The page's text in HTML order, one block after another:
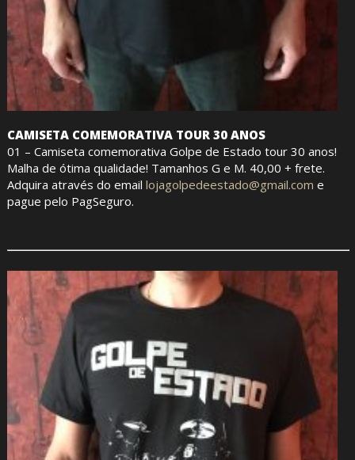
CAMISETA COMEMORATIVA TOUR 30 ANOS
01 – Camiseta comemorativa Golpe de Estado tour 30 anos!
Malha de ótima qualidade! Tamanhos G e M. 40,00 + frete.
Adquira através do email lojagolpedeestado@gmail.com e
pague pelo PagSeguro.